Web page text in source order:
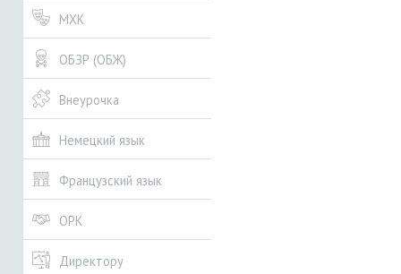
МХК
ОБЗР (ОБЖ)
Внеурочка
Немецкий язык
Французский язык
ОРК
Директору